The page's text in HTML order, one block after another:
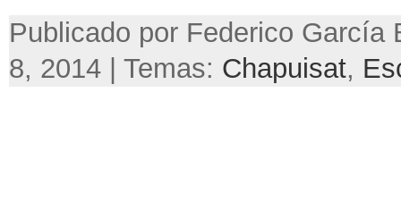
Publicado por Federico García
8, 2014 | Temas: Chapuisat,